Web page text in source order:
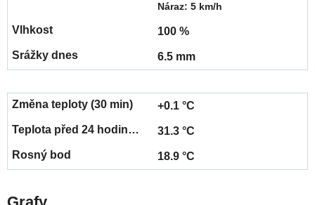
Náraz: 5 km/h
100 %
6.5 mm
+0.1 °C
31.3 °C
18.9 °C